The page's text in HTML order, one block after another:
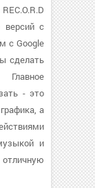
версий с
с Google
сделать
- это
а
и